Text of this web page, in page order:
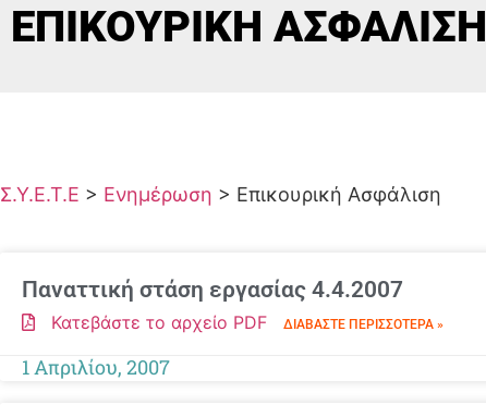
ΕΠΙΚΟΥΡΙΚΉ ΑΣΦΆΛΙΣΗ
Σ.Υ.Ε.Τ.Ε > Ενημέρωση > Επικουρική Ασφάλιση
Παναττική στάση εργασίας 4.4.2007
Κατεβάστε το αρχείο PDF ΔΙΑΒΆΣΤΕ ΠΕΡΙΣΣΌΤΕΡΑ »
1 Απριλίου, 2007